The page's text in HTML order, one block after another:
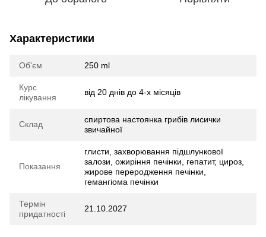
Характеристики
Об'єм 250 ml
Курс
лікування
від 20 днів до 4-х місяців
Склад
спиртова настоянка грибів лисички
звичайної
Показання
глисти, захворювання підшлункової
залози, ожиріння печінки, гепатит, цироз,
жирове переродження печінки,
гемангіома печінки
Термін
придатності
21.10.2027